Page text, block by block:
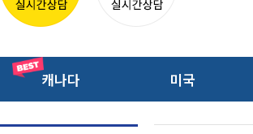
캐나다 미국